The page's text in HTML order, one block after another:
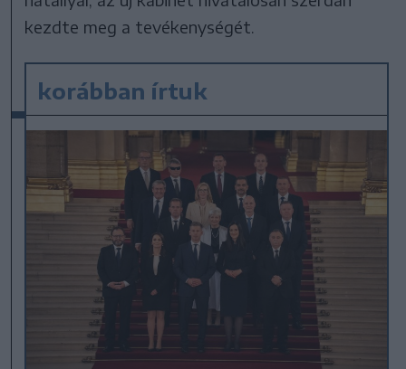
kezdte meg a tevékenységét.
korábban írtuk